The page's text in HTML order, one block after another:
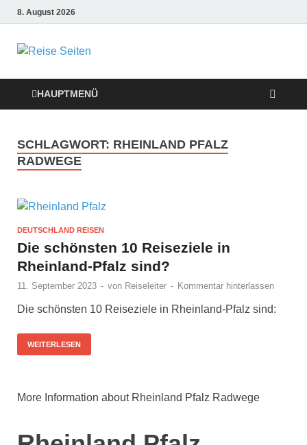
8. August 2026
Die besten
Reise-Webseiten
für Ihre perfekte
Reiseplanung
HAUPTMENÜ
SCHLAGWORT: RHEINLAND PFALZ
RADWEGE
DEUTSCHLAND REISEN
Die schönsten 10 Reiseziele in
Rheinland-Pfalz sind?
11. September 2023 - von Reiseleiter - Kommentar hinterlassen
Die schönsten 10 Reiseziele in Rheinland-Pfalz sind:
WEITERLESEN
More Information about Rheinland Pfalz Radwege